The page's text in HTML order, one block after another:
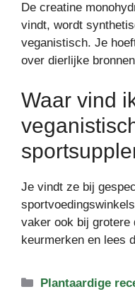
De creatine
vindt, wordt
veganistisch. Je
over dierlijke
Waar vind
Je vindt ze bij
vaker ook bij grotere
keurmerken en lees
Categorieën
Plantaardige